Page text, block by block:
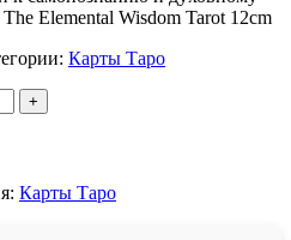
Elemental Wisdom Tarot 12cm
Карты Таро
Карты Таро